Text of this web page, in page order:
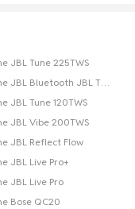
JBL Tune 225TWS
Tai Nghe JBL Bluetooth JBL T115BT
JBL Tune 120TWS
JBL Vibe 200TWS
JBL Reflect Flow
JBL Live Pro+
JBL Live Pro
Bose QC20